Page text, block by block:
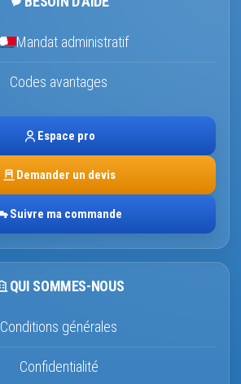
Mandat administratif
Codes avantages
Espace pro
Demander un devis
Suivre ma commande
QUI SOMMES-NOUS
Conditions générales
Confidentialité